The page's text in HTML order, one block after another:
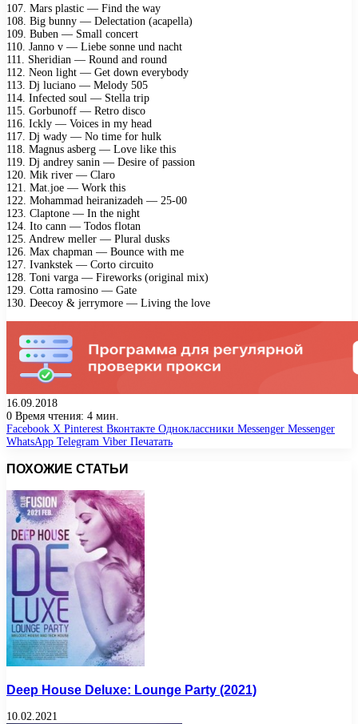
107. Mars plastic — Find the way
108. Big bunny — Delectation (acapella)
109. Buben — Small concert
110. Janno v — Liebe sonne und nacht
111. Sheridian — Round and round
112. Neon light — Get down everybody
113. Dj luciano — Melody 505
114. Infected soul — Stella trip
115. Gorbunoff — Retro disco
116. Ickly — Voices in my head
117. Dj wady — No time for hulk
118. Magnus asberg — Love like this
119. Dj andrey sanin — Desire of passion
120. Mik river — Claro
121. Mat.joe — Work this
122. Mohammad heiranizadeh — 25-00
123. Claptone — In the night
124. Ito cann — Todos flotan
125. Andrew meller — Plural dusks
126. Max chapman — Bounce with me
127. Ivankstek — Corto circuito
128. Toni varga — Fireworks (original mix)
129. Cotta ramosino — Gate
130. Deecoy & jerrymore — Living the love
16.09.2018
0 Время чтения: 4 мин.
Facebook X Pinterest Вконтакте Одноклассники Messenger Messenger
WhatsApp Telegram Viber Печатать
ПОХОЖИЕ СТАТЬИ
Deep House Deluxe: Lounge Party (2021)
10.02.2021